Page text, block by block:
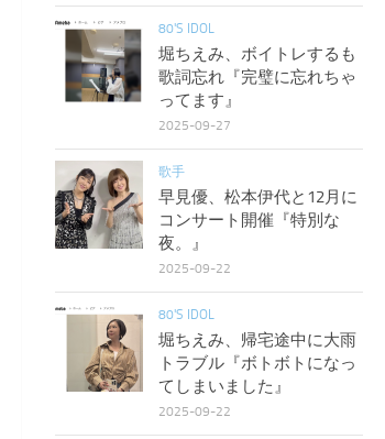
80'S IDOL
堀ちえみ、ボイトレするも
歌詞忘れ『完璧に忘れちゃ
ってます』
2025-09-27
歌手
早見優、松本伊代と12月に
コンサート開催『特別な
夜。』
2025-09-22
80'S IDOL
堀ちえみ、帰宅途中に大雨
トラブル『ボトボトになっ
てしまいました』
2025-09-22